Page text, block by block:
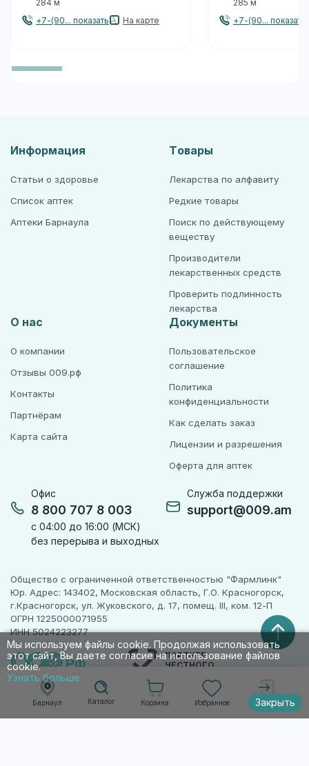
Барнаул Каталог Корзина Избранное Войти
284 м
+7-(90... показать
На карте
285 м
+7-(90... показать
Мы используем файлы cookie. Продолжая использовать
этот сайт, Вы даете согласие на использование файлов
cookie.
Узнать больше
Закрыть
Офис
8 800 707 8 003
с 04:00 до 16:00 (МСК)
без перерыва и выходных
Служба поддержки
support@009.am
Информация
Статьи о здоровье
Список аптек
Аптеки Барнаула
Товары
Лекарства по алфавиту
Редкие товары
Поиск по действующему
веществу
Производители
лекарственных средств
Проверить подлинность
лекарства
О нас
О компании
Отзывы 009.рф
Контакты
Партнёрам
Карта сайта
Документы
Пользовательское
соглашение
Политика
конфиденциальности
Как сделать заказ
Лицензии и разрешения
Оферта для аптек
Общество с ограниченной ответственностью "Фармлинк"
Юр. Адрес: 143402, Московская область, Г.О. Красногорск,
г.Красногорск, ул. Жуковского, д. 17, помещ. III, ком. 12-П
ОГРН 1225000071955
ИНН 5024223277
ПАРТНЕР
ЧЕСТНОГО